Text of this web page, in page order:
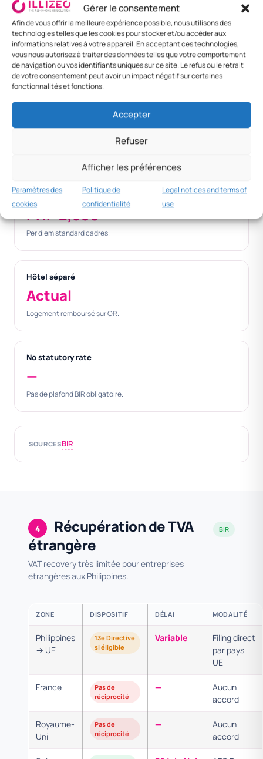
Gérer le consentement
Afin de vous offrir la meilleure expérience possible, nous utilisons des
technologies telles que les cookies pour stocker et/ou accéder aux
informations relatives à votre appareil. En acceptant ces technologies,
vous nous autorisez à traiter des données telles que votre comportement
de navigation ou vos identifiants uniques sur ce site. Le refus ou le retrait
de votre consentement peut avoir un impact négatif sur certaines
fonctionnalités et fonctions.
Accepter
Refuser
Afficher les préférences
Paramètres des
cookies
Politique de
confidentialité
Legal notices and terms of
use
Cebu / Davao PHP 800 PHP 3,500
PHP
4,300
Cadre senior PHP 2,500 PHP 7,500
PHP
10,000
Foreign —
PHP 3,500 PHP 12,000
PHP
PHP 4,000 PHP 14,000
MNC practice
PHP 2,500+
Per diem standard cadres.
Hôtel séparé
Actual
Logement remboursé sur OR.
No statutory rate
—
Pas de plafond BIR obligatoire.
SOURCESBIR
4
Récupération de TVA
étrangère
VAT recovery très limitée pour entreprises
étrangères aux Philippines.
BIR
ZONE DISPOSITIF DÉLAI MODALITÉ
Philippines
→ UE
13e Directive
si éligible
Variable
Filing direct
par pays
UE
France
Pas de
réciprocité
—
Aucun
accord
Royaume-
Uni
Pas de
réciprocité
—
Aucun
accord